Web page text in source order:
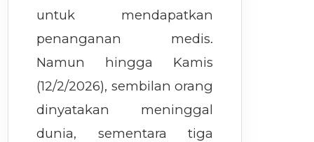
untuk mendapatkan
penanganan medis.
Namun hingga Kamis
(12/2/2026), sembilan orang
dinyatakan meninggal
dunia, sementara tiga